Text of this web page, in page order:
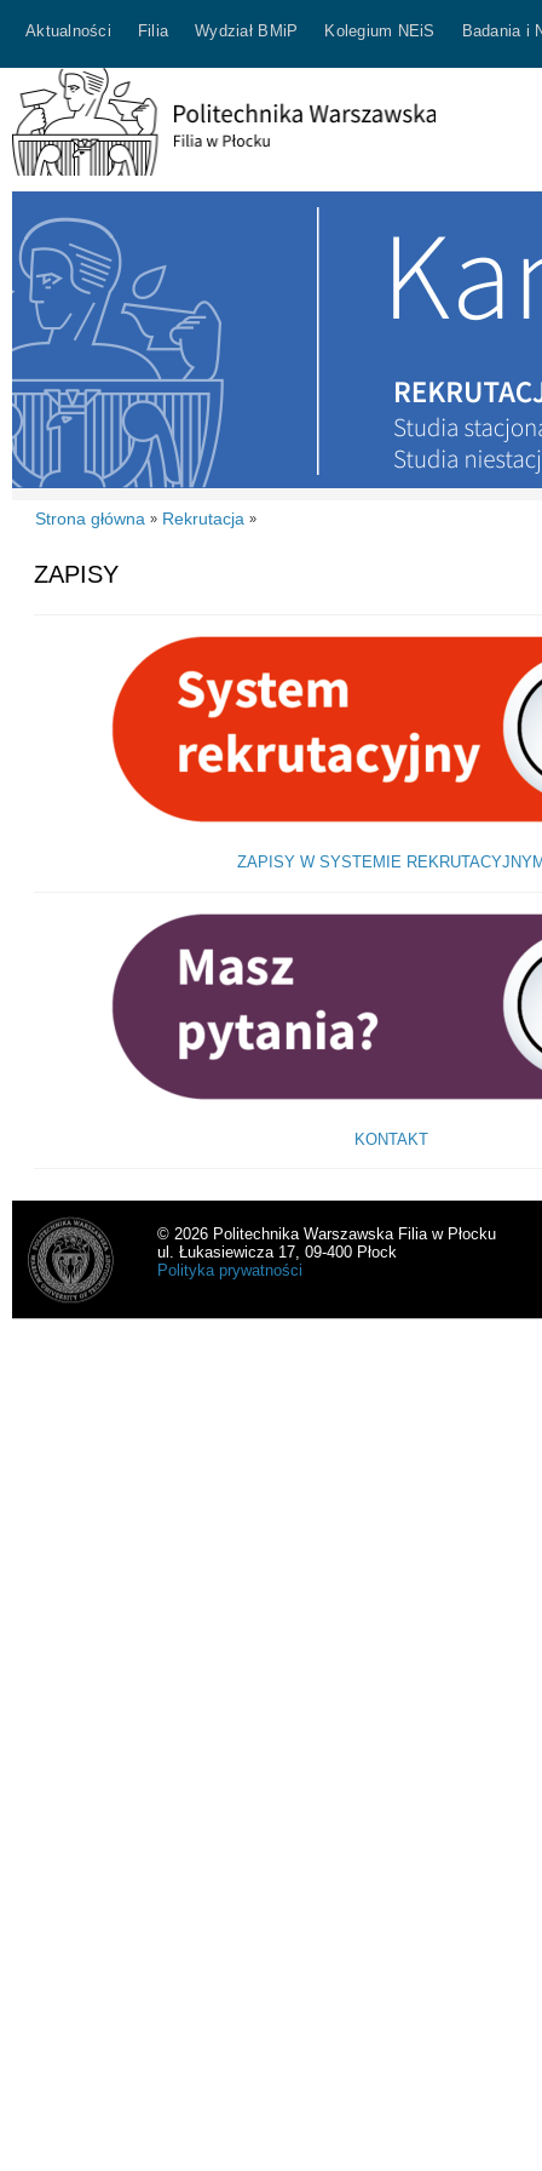
Aktualności Filia Wydział BMiP Kolegium NEiS Badania i
Strona główna » Rekrutacja »
ZAPISY
ZAPISY W SYSTEMIE
KONTAKT
© 2026 Politechnika Warszawska Filia w Płocku
ul. Łukasiewicza 17, 09-400 Płock
Polityka prywatności